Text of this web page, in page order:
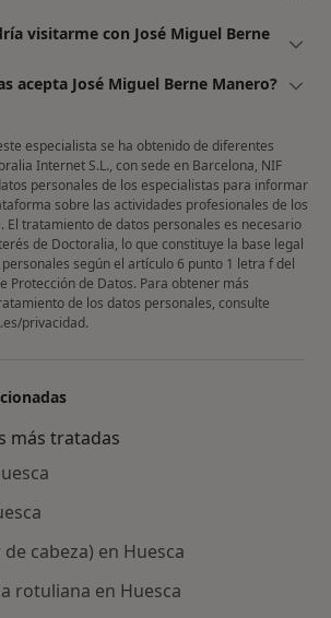
visitarme con José Miguel Berne
acepta José Miguel Berne Manero?
especialista se ha obtenido de diferentes
Internet S.L., con sede en Barcelona, NIF
personales de los especialistas para informar
sobre las actividades profesionales de los
El tratamiento de datos personales es necesario
de Doctoralia, lo que constituye la base legal
según el artículo 6 punto 1 letra f del
Protección de Datos. Para obtener más
de los datos personales, consulte
privacidad.
más tratadas
cabeza) en Huesca
rotuliana en Huesca